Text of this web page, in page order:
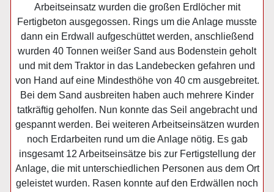
Arbeitseinsatz wurden die großen Erdlöcher mit
Fertigbeton ausgegossen. Rings um die Anlage musste
dann ein Erdwall aufgeschüttet werden, anschließend
wurden 40 Tonnen weißer Sand aus Bodenstein geholt
und mit dem Traktor in das Landebecken gefahren und
von Hand auf eine Mindesthöhe von 40 cm ausgebreitet.
Bei dem Sand ausbreiten haben auch mehrere Kinder
tatkräftig geholfen. Nun konnte das Seil angebracht und
gespannt werden. Bei weiteren Arbeitseinsätzen wurden
noch Erdarbeiten rund um die Anlage nötig. Es gab
insgesamt 12 Arbeitseinsätze bis zur Fertigstellung der
Anlage, die mit unterschiedlichen Personen aus dem Ort
geleistet wurden. Rasen konnte auf den Erdwällen noch